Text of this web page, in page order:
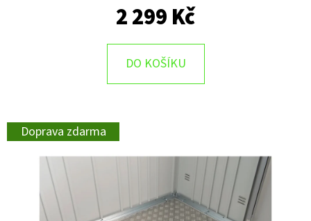
2 299 Kč
DO KOŠÍKU
Doprava zdarma